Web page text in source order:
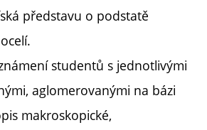
představu o podstatě
studentů s jednotlivými
aglomerovanými na bázi
makroskopické,